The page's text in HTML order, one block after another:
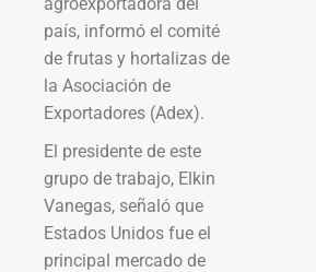
país, informó el comité
de frutas y hortalizas de
la Asociación de
Exportadores (Adex).
El presidente de este
grupo de trabajo, Elkin
Vanegas, señaló que
Estados Unidos fue el
principal mercado de